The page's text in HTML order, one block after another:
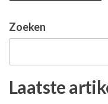
Zoeken
Laatste